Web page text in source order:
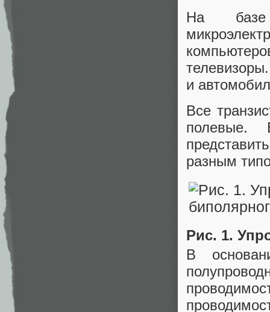
На базе
и
Все
полевые.
разным
Рис. 1.
В